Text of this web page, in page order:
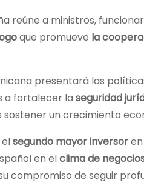
reúne a ministros,
que promueve la
presentará las
a fortalecer la seguridad
un crecimiento
segundo mayor inversor
en elclima de
compromiso de seguir